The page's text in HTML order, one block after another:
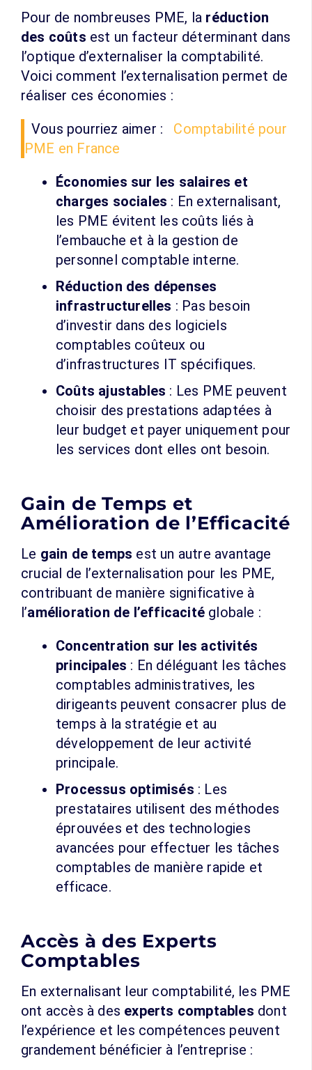
Pour de nombreuses PME, la réduction
des coûts est un facteur déterminant dans
l’optique d’externaliser la comptabilité.
Voici comment l’externalisation permet de
réaliser ces économies :
Vous pourriez aimer :
Comptabilité pour
PME en France
Économies sur les salaires et
charges sociales : En externalisant,
les PME évitent les coûts liés à
l’embauche et à la gestion de
personnel comptable interne.
Réduction des dépenses
infrastructurelles : Pas besoin
d’investir dans des logiciels
comptables coûteux ou
d’infrastructures IT spécifiques.
Coûts ajustables : Les PME peuvent
choisir des prestations adaptées à
leur budget et payer uniquement pour
les services dont elles ont besoin.
Gain de Temps et
Amélioration de l’Efficacité
Le gain de temps est un autre avantage
crucial de l’externalisation pour les PME,
contribuant de manière significative à
l’amélioration de l’efficacité globale :
Concentration sur les activités
principales : En déléguant les tâches
comptables administratives, les
dirigeants peuvent consacrer plus de
temps à la stratégie et au
développement de leur activité
principale.
Processus optimisés : Les
prestataires utilisent des méthodes
éprouvées et des technologies
avancées pour effectuer les tâches
comptables de manière rapide et
efficace.
Accès à des Experts
Comptables
En externalisant leur comptabilité, les PME
ont accès à des experts comptables dont
l’expérience et les compétences peuvent
grandement bénéficier à l’entreprise :